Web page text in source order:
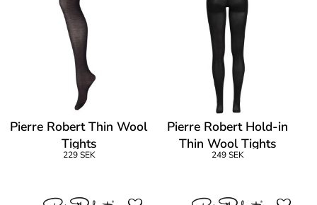
Pierre Robert Thin Wool
Tights
229 SEK
Pierre Robert Hold-in
Thin Wool Tights
249 SEK